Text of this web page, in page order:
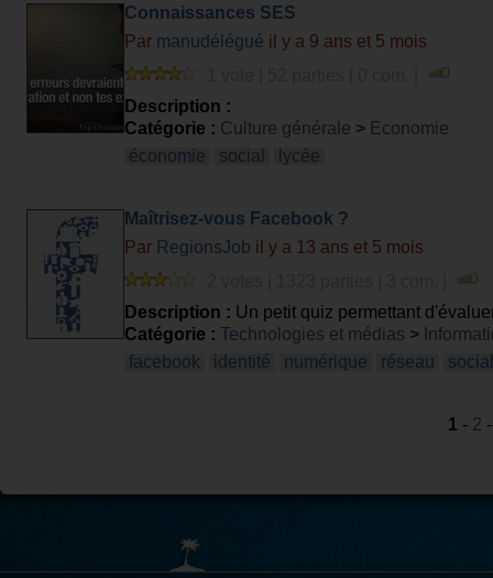
Connaissances SES
Par manudélégué il y a 9 ans et 5 mois
Description :
Catégorie : Culture générale > Economie
économie
social lycée
Maîtrisez-vous Facebook ?
Par RegionsJob il y a 13 ans et 5 mois
Description : Un petit quiz permettant
http://bit.ly/XkmU4k
Catégorie : Technologies et médias >
facebook
identité numérique réseau social
1 - 2